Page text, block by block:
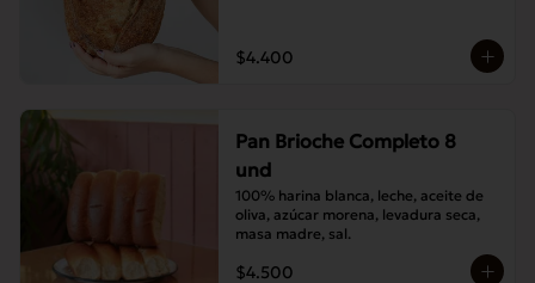
$4.400
Pan Brioche Completo 8
und
100% harina blanca, leche, aceite de
oliva, azúcar morena, levadura seca,
masa madre, sal.
$4.500